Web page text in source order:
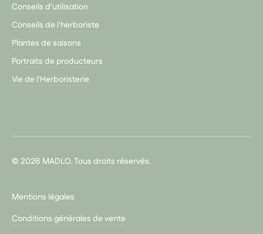
Conseils d’utilisation
Conseils de l'herboriste
Plantes de saisons
Portraits de producteurs
Vie de l'Herboristerie
© 2026 MADLO. Tous droits réservés.
Mentions légales
Conditions générales de vente